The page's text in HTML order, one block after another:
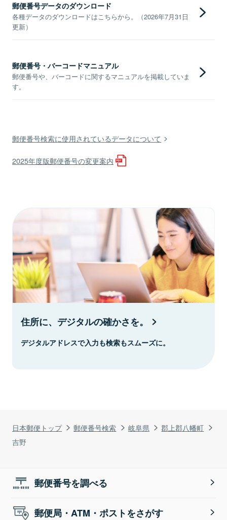
日本郵便トップ 郵便番号検索 岐阜県
郡上郡八幡町
吉野
郵便番号データのダウンロード
各種データのダウンロードはこちらから。（2026年7月31日
更新）
郵便番号・バーコードマニュアル
郵便番号や、バーコードに関するマニュアルを掲載していま
す。
郵便番号検索に使用されているデータについて
2025年度版郵便番号の変更案内
住所に、デジタルの確かさを。
デジタルアドレスで入力も検索もスムーズに。
郵便番号を調べる
郵便局・ATM・ポストをさがす